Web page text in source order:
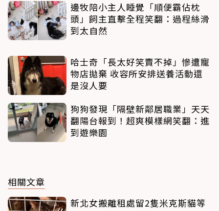
邊牧陪小主人睡覺「順便霸佔枕
頭」飼主直擊全程笑翻：過程絲滑
到太自然
哈士奇「長太好笑賣不掉」慘遭寵
物店拋棄 收容所安排送養活動還
是沒人要
狗狗發現「隔壁新鄰居職業」天天
翻陽台報到！超爽模樣網笑翻：進
到遊樂園
相關文章
新北女搬離租處留2隻米克斯貓等